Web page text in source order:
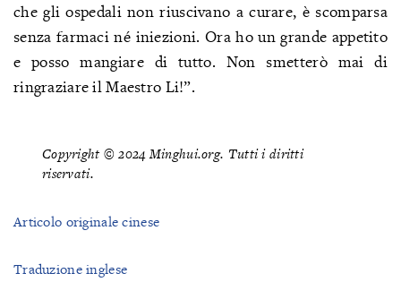
che gli ospedali non riuscivano a curare, è scomparsa
senza farmaci né iniezioni. Ora ho un grande appetito
e posso mangiare di tutto. Non smetterò mai di
ringraziare il Maestro Li!”.
Copyright © 2024 Minghui.org. Tutti i diritti
riservati.
Articolo originale cinese
Traduzione inglese